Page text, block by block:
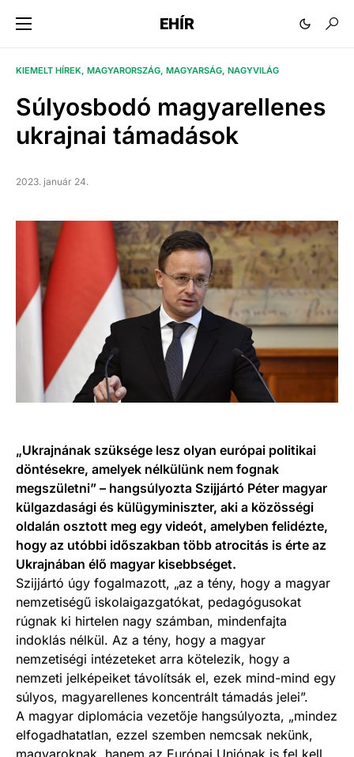
EHÍR
KIEMELT HÍREK MAGYARORSZÁG MAGYARSÁG NAGYVILÁG
Súlyosbodó magyarellenes
ukrajnai támadások
2023. január 24.
„Ukrajnának szüksége lesz olyan európai politikai
döntésekre, amelyek nélkülünk nem fognak
megszületni” – hangsúlyozta Szijjártó Péter magyar
külgazdasági és külügyminiszter, aki a közösségi
oldalán osztott meg egy videót, amelyben felidézte,
hogy az utóbbi időszakban több atrocitás is érte az
Ukrajnában élő magyar kisebbséget.
Szijjártó úgy fogalmazott, „az a tény, hogy a magyar
nemzetiségű iskolaigazgatókat, pedagógusokat
rúgnak ki hirtelen nagy számban, mindenfajta
indoklás nélkül. Az a tény, hogy a magyar
nemzetiségi intézeteket arra kötelezik, hogy a
nemzeti jelképeiket távolítsák el, ezek mind-mind egy
súlyos, magyarellenes koncentrált támadás jelei”.
A magyar diplomácia vezetője hangsúlyozta, „mindez
elfogadhatatlan, ezzel szemben nemcsak nekünk,
magyaroknak, hanem az Európai Uniónak is fel kell